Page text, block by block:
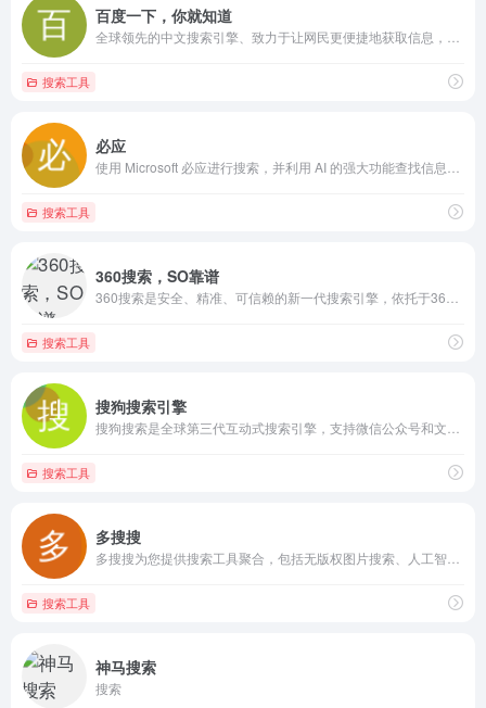
百度一下，你就知道
搜索工具
必应
搜索工具
360搜索，SO靠谱
搜索工具
搜狗搜索引擎
搜索工具
多搜搜
搜索工具
神马搜索
搜索